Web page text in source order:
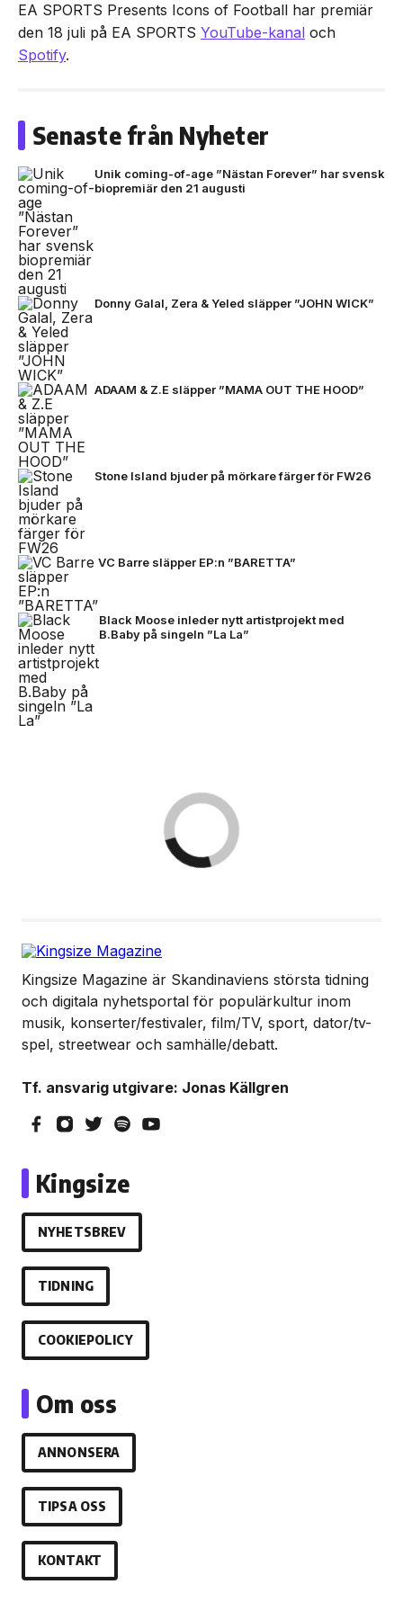
EA SPORTS Presents Icons of Football har premiär
den 18 juli på EA SPORTS YouTube-kanal och
Spotify.
Senaste från Nyheter
Unik coming-of-age ”Nästan Forever” har svensk
biopremiär den 21 augusti
Donny Galal, Zera & Yeled släpper ”JOHN WICK”
ADAAM & Z.E släpper ”MAMA OUT THE HOOD”
Stone Island bjuder på mörkare färger för FW26
VC Barre släpper EP:n ”BARETTA”
Black Moose inleder nytt artistprojekt med
B.Baby på singeln ”La La”
Kingsize Magazine är Skandinaviens största tidning
och digitala nyhetsportal för populärkultur inom
musik, konserter/festivaler, film/TV, sport, dator/tv-
spel, streetwear och samhälle/debatt.
Tf. ansvarig utgivare: Jonas Källgren
Kingsize
NYHETSBREV
TIDNING
COOKIEPOLICY
Om oss
ANNONSERA
TIPSA OSS
KONTAKT